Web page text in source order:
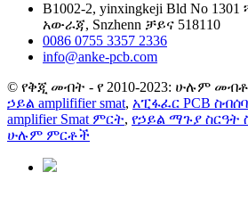
B1002-2, yinxingkeji Bld No
አውራጃ, Snzhenn ቻይና 518110
0086 0755 3357 2336
info@anke-pcb.com
© የቅጂ መብት - የ 2010-2023: ሁሉም
ኃይል amplififier smat, አፒፋፈር PCB ስብሰባ
amplifier Smat ምርት, የኃይል ማጉያ ስርዓት
ሁሉም ምርቶች